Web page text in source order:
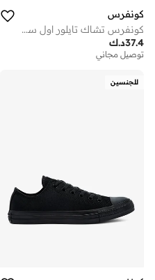
كونفرس
كونفرس تشاك تايلور اول ستار ويدج
د.ك37.4
توصيل مجاني
للجنسين